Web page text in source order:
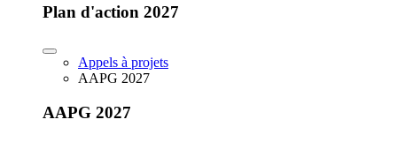
Plan d'action 2027
Appels à projets
AAPG 2027
AAPG 2027